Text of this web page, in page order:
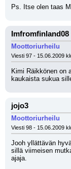
Ps. Itse olen taas
Imfromfinland08
Moottoriurheilu
Viesti 97 - 15.06.2009
Kimi Räikkönen on
kaukaista sukua
jojo3
Moottoriurheilu
Viesti 98 - 15.06.2009
Jooh yllättävän
sillä viimeisen
ajaja.